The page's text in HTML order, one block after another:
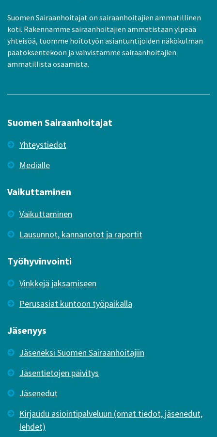
Suomen Sairaanhoitajat on sairaanhoitajien ammatillinen
koti. Rakennamme sairaanhoitajien ammatistaan ylpeää
yhteisöä, tuomme hoitotyön asiantuntijoiden näkökulman
päätöksentekoon ja vahvistamme sairaanhoitajien
ammatillista osaamista.
Suomen Sairaanhoitajat
Yhteystiedot
Medialle
Vaikuttaminen
Vaikuttaminen
Lausunnot, kannanotot ja raportit
Työhyvinvointi
Vinkkejä jaksamiseen
Perusasiat kuntoon työpaikalla
Jäsenyys
Jäseneksi Suomen Sairaanhoitajiin
Jäsentietojen päivitys
Jäsenedut
Kirjaudu asiointipalveluun (omat tiedot, jäsenedut,
lehdet)